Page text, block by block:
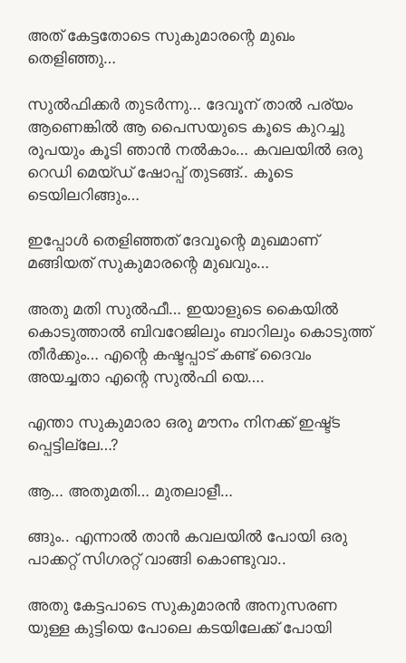
അത് കേട്ടതോടെ സുകുമാരന്റെ മുഖം
തെളിഞ്ഞു…
സുൽഫിക്കർ തുടർന്നു… ദേവൂന് താൽ പര്യം
ആണെങ്കിൽ ആ പൈസയുടെ കൂടെ കുറച്ചു
രൂപയും കൂടി ഞാൻ നൽകാം… കവലയിൽ ഒരു
റെഡി മെയ്ഡ് ഷോപ്പ് തുടങ്ങ്.. കൂടെ
ടെയിലറിങ്ങും…
ഇപ്പോൾ തെളിഞ്ഞത് ദേവൂന്റെ മുഖമാണ്
മങ്ങിയത് സുകുമാരന്റെ മുഖവും…
അതു മതി സുൽഫീ… ഇയാളുടെ കൈയിൽ
കൊടുത്താൽ ബിവറേജിലും ബാറിലും കൊടുത്ത്
തീർക്കും… എന്റെ കഷ്ടപ്പാട് കണ്ട് ദൈവം
അയച്ചതാ എന്റെ സുൽഫി യെ….
എന്താ സുകുമാരാ ഒരു മൗനം നിനക്ക് ഇഷ്ട്ട
പ്പെട്ടില്ലേ…?
ആ… അതുമതി… മുതലാളീ…
ങ്ങും.. എന്നാൽ താൻ കവലയിൽ പോയി ഒരു
പാക്കറ്റ് സിഗരറ്റ് വാങ്ങി കൊണ്ടുവാ..
അതു കേട്ടപാടെ സുകുമാരൻ അനുസരണ
യുള്ള കുട്ടിയെ പോലെ കടയിലേക്ക് പോയി